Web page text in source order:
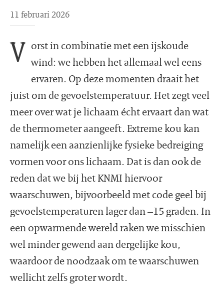
11 februari 2026
V orst in combinatie met een ijskoude
wind: we hebben het allemaal wel eens
ervaren. Op deze momenten draait het
juist om de gevoelstemperatuur. Het zegt veel
meer over wat je lichaam écht ervaart dan wat
de thermometer aangeeft. Extreme kou kan
namelijk een aanzienlijke fysieke bedreiging
vormen voor ons lichaam. Dat is dan ook de
reden dat we bij het KNMI hiervoor
waarschuwen, bijvoorbeeld met code geel bij
gevoelstemperaturen lager dan –15 graden. In
een opwarmende wereld raken we misschien
wel minder gewend aan dergelijke kou,
waardoor de noodzaak om te waarschuwen
wellicht zelfs groter wordt.